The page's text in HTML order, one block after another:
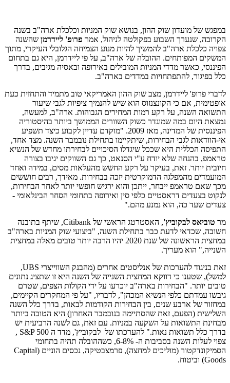
במפגש של מועדון שוק ההון, בנושא שוק המניות וכלכלת ארה"ב בשנה
הקרובה, שנערך השבוע בפקולטה לניהול, אמר פרופ' ליידרמן שהשנה
צפויה כלכלת ארה"ב להמשיך להיות מנוע הצמיחה הגלובלי העיקרי, מתוך
המשקים המפותחים. ההובלה של ארה"ב, על פי ליידרמן, היא גם בתחום
הפיננסי, כאשר מדדי המניות המובילים באירופה ובאסיה מגיבים, בדרך
כלל בפיגור, להתפתחויות במדדים בארה"ב.
לדברי פרופ' ליידרמן, מצב שוק ההון האמריקאי טוב מתמיד והתחזית כעת
אופטימית, אם כי הקונצנזוס הוא שיש להנמיך ציפיות לגבי שיעור
התשואה השנה, על רקע רמות המחירים הגבוהות. ארה"ב, למעשה,
נמצאת היום במה שמוגדר כשוק השוורים הממושך ביותר בהיסטוריה
הפיננסית של המדינה, מאז 2009. "מוקדם עדיין לקבוע כיצד תשפיע
אי-הוודאות לגבי הבחירות, שיתקיימו בתחילת נובמבר השנה. מצד אחד,
התפיסה הכללית היא שככל שיגדלו הסיכויים לבחירתו מחדש של הנשיא
טראמפ, בהנחה שלא יודח ע"י הסנאט, כך גם השווקים יגיבו בצורה
חיובית יותר. זאת, בעיקר על רקע החשש מהעלאות מסים, במידה ואחד
המועמדים מהמפלגה הדמוקרטית יזכה בבחירות. מאידך, רבים חוששים
מכך שאם טראמפ ייבחר, ייתכן והוא ירגיש חופשי יותר לאחר הבחירות,
לנקוט בצעדים דראסטיים כלפי סין ואירופה בתחומי הסחר הבינלאומי -
צעדים שעד כה, הוא נמנע מהם."
מר טוביאס לבקוביץ', האסטרטג הראשי של Citibank, שיתף בתובנה
חשובה, שכדאי לדעת כבר בתחילת השנה, "ביצועי שוק המניות בארה"ב
במחצית הראשונה של שנת 2020 יהיו הרבה יותר טובים מאלה במחצית
השנייה," הוא מעריך.
זאת בניגוד להערכות של אנליסטים אחרים (מהבנק השווייצרי UBS
,
למשל), שטענו כי דווקא המחצית השנייה של השנה היא זו שתציג נתונים
טובים יותר. "הבחירות בארה"ב יוכרעו על ידי הקולות הצפים, שטרם
גיבשו עמדתם כלפי הנשיא המכהן", לדבריו, "על פי המחקרים הקיימים,
במחזור של ארבע שנים, בין הבחירות הקודמות לבאות, בדרך כלל השנה
השלישית (הפעם, זאת שהסתיימה בנובמבר האחרון) היא הטובה ביותר
מבחינת התשואות על השקעה במניות. עם זאת, גם לשנה הרביעית יש
בדרך כלל תשואות נאות." להערכתו של לבקוביץ', מדד ה S&P 500
,
צפוי לעלות השנה בסביבות ה- 6-8%, כשההובלה תהיה בתחומי
הסמיקונדקטור (מוליכים למחצה), פרמצבטיקה, נכסים הוניים (Capital
Goods) וביטוח.